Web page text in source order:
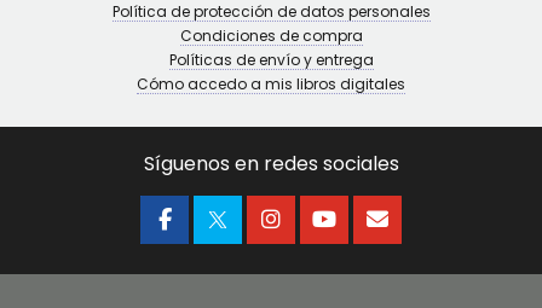
Política de protección de datos personales
Condiciones de compra
Políticas de envío y entrega
Cómo accedo a mis libros digitales
Síguenos en redes sociales